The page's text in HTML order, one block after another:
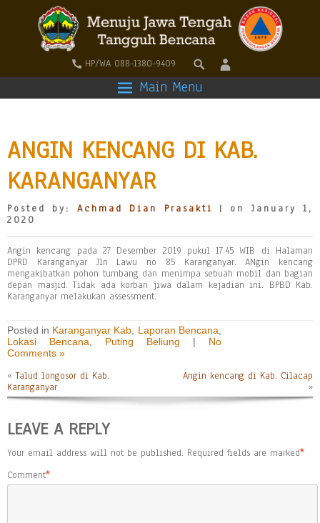
HP/WA 088-1380-9409
Main Menu
ANGIN KENCANG DI KAB.
KARANGANYAR
Posted by: Achmad Dian Prasakti
| on January 1,
2020
Angin kencang pada 27 Desember 2019 pukul 17.45 WIB di Halaman
DPRD Karanganyar Jln Lawu no 85 Karanganyar. ANgin kencang
mengakibatkan pohon tumbang dan menimpa sebuah mobil dan bagian
depan masjid. Tidak ada korban jiwa dalam kejadian ini. BPBD Kab.
Karanganyar melakukan assessment.
Posted in Karanganyar Kab Laporan Bencana
Lokasi Bencana
Puting Beliung | No
Comments »
«Talud longosor di Kab.
Karanganyar
Angin kencang di Kab. Cilacap
»
LEAVE A REPLY
Your email address will not be published. Required fields are marked*
Comment*